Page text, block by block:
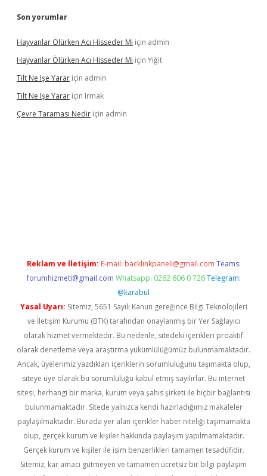
Son yorumlar
Hayvanlar Ölürken Acı Hisseder Mi için admin
Hayvanlar Ölürken Acı Hisseder Mi için Yiğit
Tilt Ne Işe Yarar için admin
Tilt Ne Işe Yarar için Irmak
Çevre Taraması Nedir için admin
Reklam ve İletişim: E-mail: backlinkpaneli@gmail.com Teams:
forumhizmeti@gmail.com Whatsapp: 0262 606 0 726 Telegram:
@karabul
Yasal Uyarı: Sitemiz, 5651 Sayılı Kanun gereğince Bilgi Teknolojileri
ve İletişim Kurumu (BTK) tarafından onaylanmış bir Yer Sağlayıcı
olarak hizmet vermektedir. Bu nedenle, sitedeki içerikleri proaktif
olarak denetleme veya araştırma yükümlülüğümüz bulunmamaktadır.
Ancak, üyelerimiz yazdıkları içeriklerin sorumluluğunu taşımakta olup,
siteye üye olarak bu sorumluluğu kabul etmiş sayılırlar. Bu internet
sitesi, herhangi bir marka, kurum veya şahıs şirketi ile hiçbir bağlantısı
bulunmamaktadır. Sitede yalnızca kendi hazırladığımız makaleler
paylaşılmaktadır. Burada yer alan içerikler haber niteliği taşımamakta
olup, gerçek kurum ve kişiler hakkında paylaşım yapılmamaktadır.
Gerçek kurum ve kişiler ile isim benzerlikleri tamamen tesadüfidir.
Sitemiz, kar amacı gütmeyen ve tamamen ücretsiz bir bilgi paylaşım